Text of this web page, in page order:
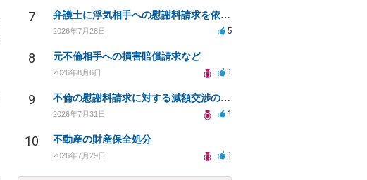
7 弁護士に浮気相手への慰謝料請求を依頼する費用相場は？
2026年7月28日 5
8 元不倫相手への損害賠償請求など
2026年8月6日 1
9 不倫の慰謝料請求に対する減額交渉の可能性と対策
2026年7月31日 1
10 不動産の財産保全処分
2026年7月29日 1